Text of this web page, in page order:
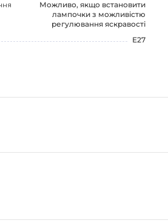
Можливо, якщо встановити
лампочки з можливістю
регулювання яскравості
E27